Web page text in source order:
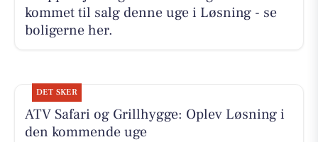
kommet til salg denne uge i Løsning - se
boligerne her.
DET SKER
ATV Safari og Grillhygge: Oplev Løsning i
den kommende uge